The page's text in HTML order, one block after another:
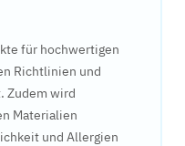
für hochwertigen
Richtlinien und
Zudem wird
Materialien
und Allergien